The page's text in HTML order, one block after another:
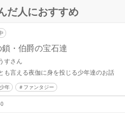
だ人におすすめ
・伯爵の宝石達
すさん
も言える夜伽に身を投じる少年達のお話
年 ファンタジー